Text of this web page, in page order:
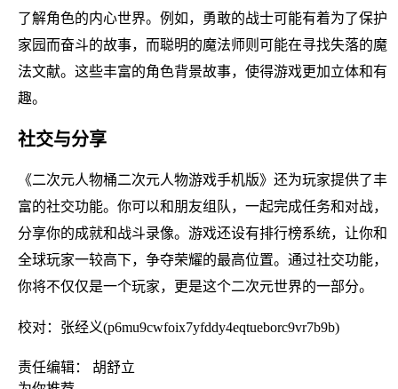
了解角色的内心世界。例如，勇敢的战士可能有着为了保护
家园而奋斗的故事，而聪明的魔法师则可能在寻找失落的魔
法文献。这些丰富的角色背景故事，使得游戏更加立体和有
趣。
社交与分享
《二次元人物桶二次元人物游戏手机版》还为玩家提供了丰
富的社交功能。你可以和朋友组队，一起完成任务和对战，
分享你的成就和战斗录像。游戏还设有排行榜系统，让你和
全球玩家一较高下，争夺荣耀的最高位置。通过社交功能，
你将不仅仅是一个玩家，更是这个二次元世界的一部分。
校对：张经义(p6mu9cwfoix7yfddy4eqtueborc9vr7b9b)
责任编辑： 胡舒立